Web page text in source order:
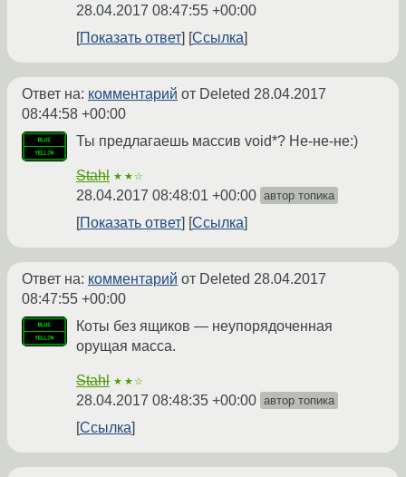
28.04.2017 08:47:55 +00:00
Показать ответ
Ссылка
Ответ на: комментарий от Deleted 28.04.2017
08:44:58 +00:00
Ты предлагаешь массив void*? Не-не-не:)
Stahl ★★☆
28.04.2017 08:48:01 +00:00 автор топика
Показать ответ Ссылка
Ответ на: комментарий от Deleted 28.04.2017
08:47:55 +00:00
Коты без ящиков — неупорядоченная
орущая масса.
Stahl ★★☆
28.04.2017 08:48:35 +00:00 автор топика
Ссылка